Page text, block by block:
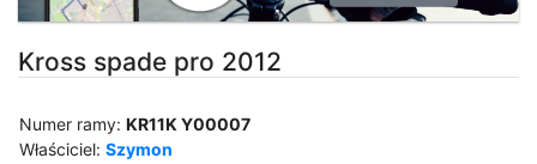
Kross spade pro 2012
Numer ramy:KR11K Y00007
Właściciel:Szymon